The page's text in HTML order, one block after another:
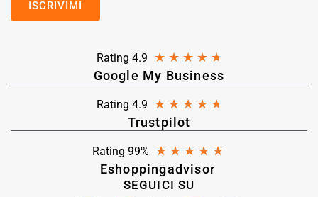
Rating 4.9 ★ ★ ★ ★ ★
Google My Business
Rating 4.9 ★ ★ ★ ★ ★
Trustpilot
Rating 99% ★ ★ ★ ★ ★
Eshoppingadvisor
SEGUICI SU